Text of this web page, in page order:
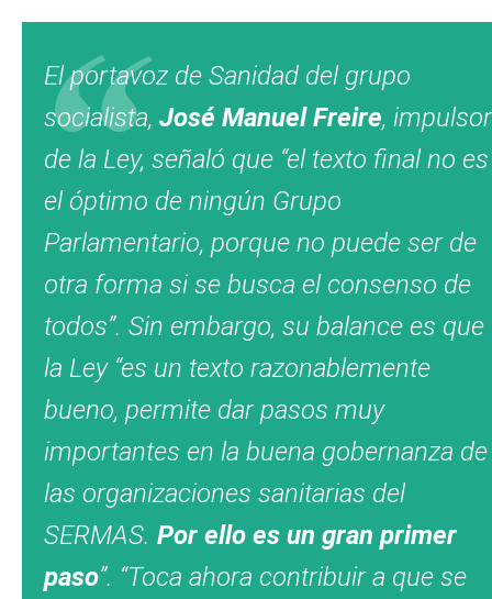
El portavoz de Sanidad del grupo
socialista, José Manuel Freire, impulsor
de la Ley, señaló que “el texto final no es
el óptimo de ningún Grupo
Parlamentario, porque no puede ser de
otra forma si se busca el consenso de
todos”. Sin embargo, su balance es que
la Ley “es un texto razonablemente
bueno, permite dar pasos muy
importantes en la buena gobernanza de
las organizaciones sanitarias del
SERMAS. Por ello es un gran primer
paso”. “Toca ahora contribuir a que se